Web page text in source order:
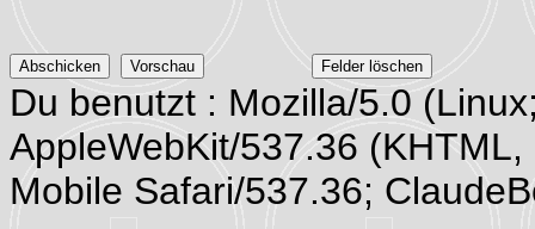
Du benutzt : Mozilla/5.0
AppleWebKit/537.36
Mobile Safari/537.36;